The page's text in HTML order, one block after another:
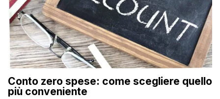
Conto zero spese: come scegliere quello
più conveniente